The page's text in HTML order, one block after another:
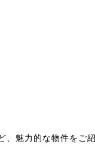
、魅力的な物件をご